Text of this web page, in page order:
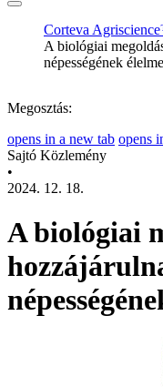
Corteva
A biológiai
népességének
Megosztás:
opens in a new tab opens
Sajtó Közlemény
•
2024. 12. 18.
A biológiai